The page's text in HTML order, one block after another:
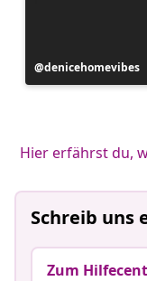
Beitrag
veröffentlicht
denicehomevibes
Hier erfährst du,
Schreib uns
Zum